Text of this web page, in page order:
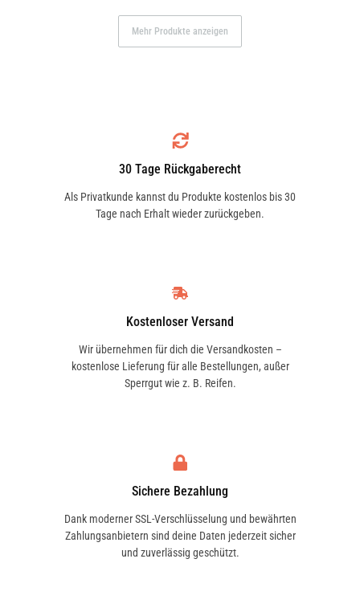
Mehr Produkte anzeigen
30 Tage Rückgaberecht
Als Privatkunde kannst du Produkte kostenlos bis 30
Tage nach Erhalt wieder zurückgeben.
Kostenloser Versand
Wir übernehmen für dich die Versandkosten –
kostenlose Lieferung für alle Bestellungen, außer
Sperrgut wie z. B. Reifen.
Sichere Bezahlung
Dank moderner SSL-Verschlüsselung und bewährten
Zahlungsanbietern sind deine Daten jederzeit sicher
und zuverlässig geschützt.